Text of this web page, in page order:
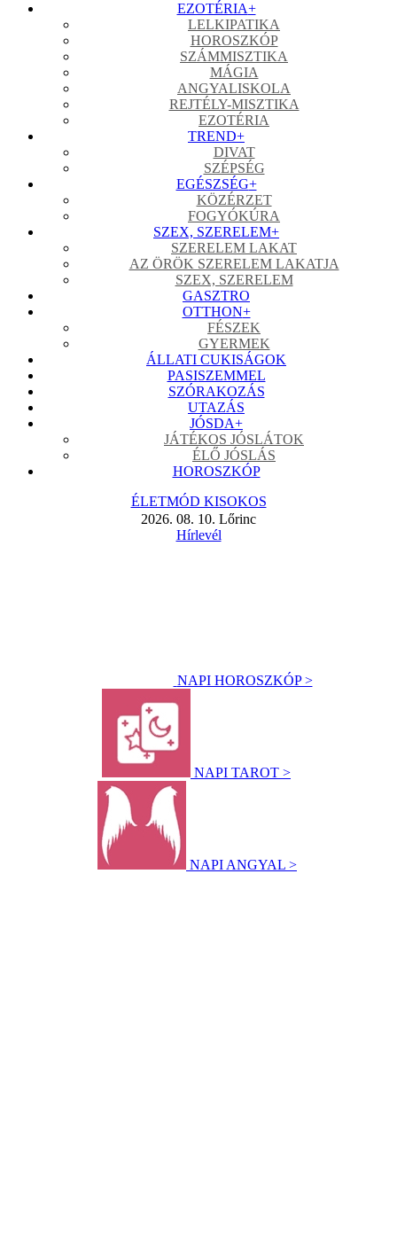
EZOTÉRIA+
LELKIPATIKA
HOROSZKÓP
SZÁMMISZTIKA
MÁGIA
ANGYALISKOLA
REJTÉLY-MISZTIKA
EZOTÉRIA
TREND+
DIVAT
SZÉPSÉG
EGÉSZSÉG+
KÖZÉRZET
FOGYÓKÚRA
SZEX, SZERELEM+
SZERELEM LAKAT
AZ ÖRÖK SZERELEM LAKATJA
SZEX, SZERELEM
GASZTRO
OTTHON+
FÉSZEK
GYERMEK
ÁLLATI CUKISÁGOK
PASISZEMMEL
SZÓRAKOZÁS
UTAZÁS
JÓSDA+
JÁTÉKOS JÓSLÁTOK
ÉLŐ JÓSLÁS
HOROSZKÓP
ÉLETMÓD KISOKOS
2026. 08. 10. Lőrinc
Hírlevél
NAPI HOROSZKÓP >
NAPI TAROT >
NAPI ANGYAL >